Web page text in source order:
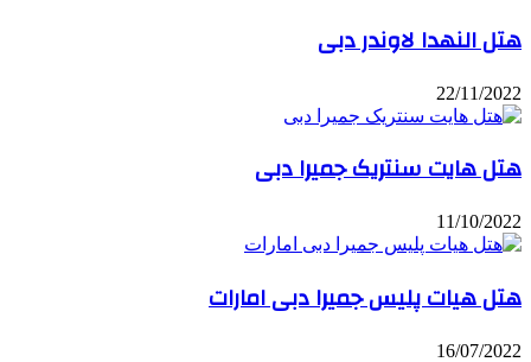
هتل النهدا لاوندر دبی
22/11/2022
هتل هایت سنتریک جمیرا دبی
11/10/2022
هتل هیات پلیس جمیرا دبی امارات
16/07/2022